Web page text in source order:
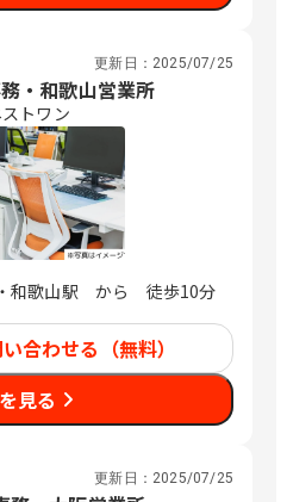
更新日： 2025/07/25
務・和歌山営業所
トワン
和歌山駅 から 徒歩10分
合わせる（無料）
見る
更新日： 2025/07/25